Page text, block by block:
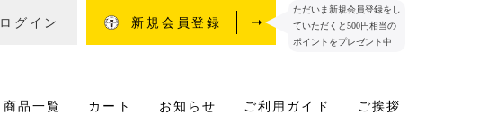
商品一覧 カート お知らせ ご利用ガイド ご挨拶
ログイン 新規会員登録
ただいま新規会員登録をし
ていただくと500円相当の
ポイントをプレゼント中